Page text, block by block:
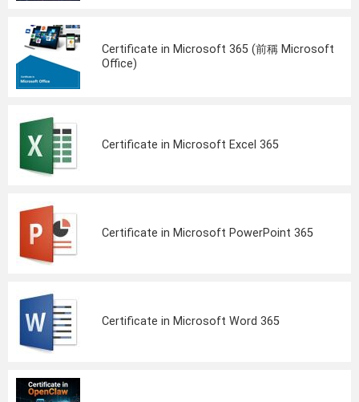
Certificate in Microsoft 365 (前稱 Microsoft
Office)
Certificate in Microsoft Excel 365
Certificate in Microsoft PowerPoint 365
Certificate in Microsoft Word 365